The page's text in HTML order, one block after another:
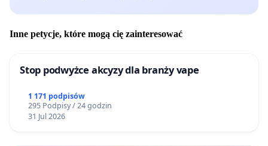
Inne petycje, które mogą cię zainteresować
Stop podwyżce akcyzy dla branży vape
1 171 podpisów
295 Podpisy / 24 godzin
31 Jul 2026